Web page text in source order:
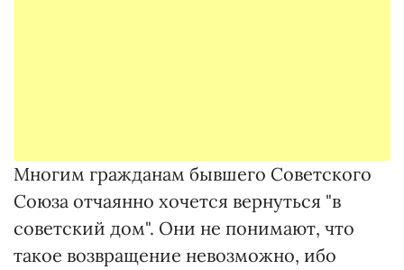
Многим гражданам бывшего Советского
Союза отчаянно хочется вернуться "в
советский дом". Они не понимают, что
такое возвращение невозможно, ибо